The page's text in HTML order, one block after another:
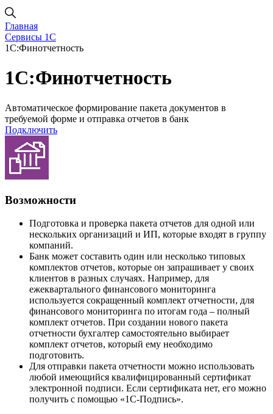
Главная
Сервисы 1С
1С:Финотчетность
1С:Финотчетность
Автоматическое формирование пакета документов в
требуемой форме и отправка отчетов в банк
Подключить
Возможности
Подготовка и проверка пакета отчетов для одной или
нескольких организаций и ИП, которые входят в группу
компаний.
Банк может составить один или несколько типовых
комплектов отчетов, которые он запрашивает у своих
клиентов в разных случаях. Например, для
ежеквартального финансового мониторинга
используется сокращенный комплект отчетности, для
финансового мониторинга по итогам года – полный
комплект отчетов. При создании нового пакета
отчетности бухгалтер самостоятельно выбирает
комплект отчетов, который ему необходимо
подготовить.
Для отправки пакета отчетности можно использовать
любой имеющийся квалифицированный сертификат
электронной подписи. Если сертификата нет, его можно
получить с помощью «1С-Подпись».